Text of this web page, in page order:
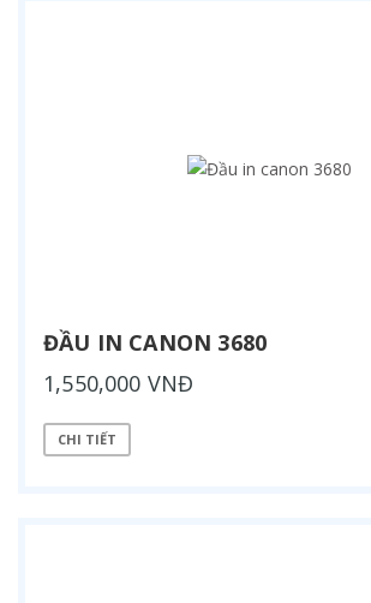
ĐẦU IN CANON 3680
1,550,000 VNĐ
CHI TIẾT